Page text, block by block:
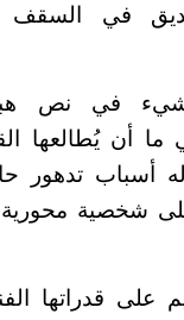
في السقف
في نص هبة
ما أن يُطالعها
أسباب تدهور
شخصية
على قدراتها